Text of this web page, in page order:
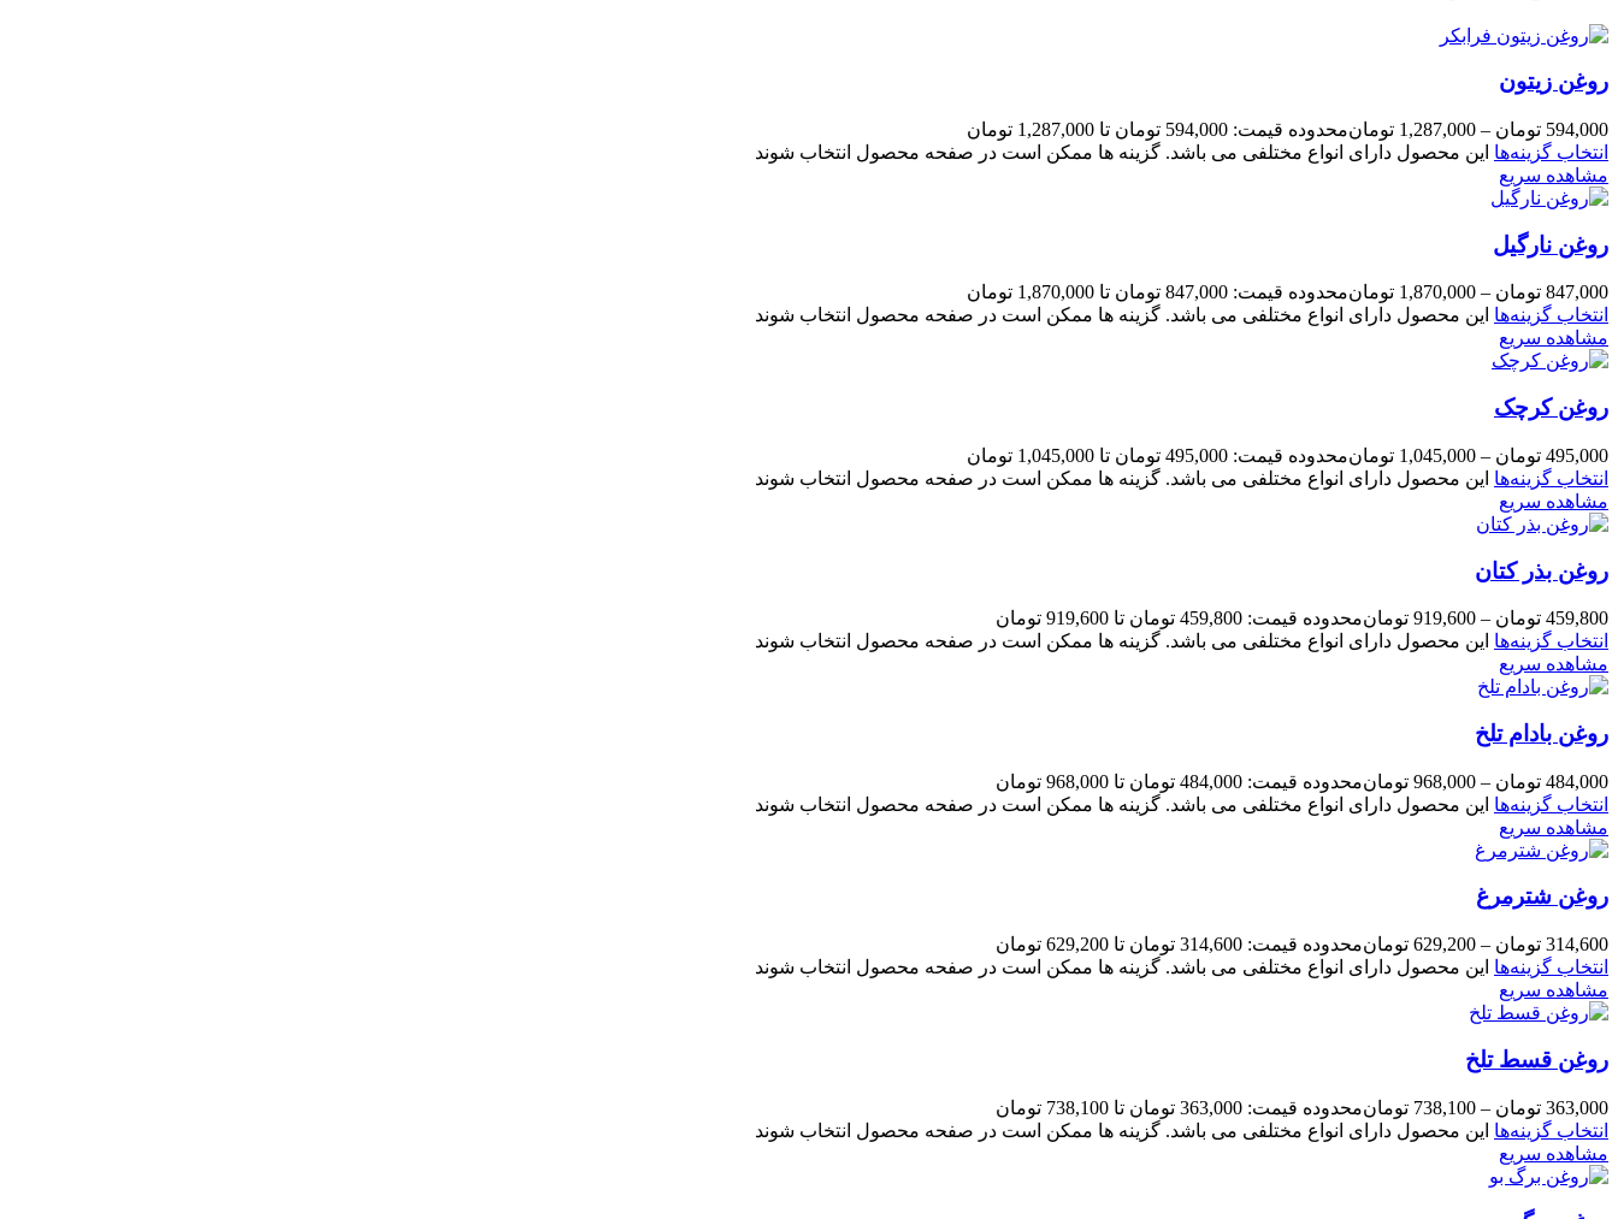
روغن زیتون
594,000 تومان –
1,287,000 تومانمحدوده قیمت: 594,000 تومان تا 1,287,000 تومان
انتخاب گزینه‌ها این محصول دارای انواع مختلفی می باشد. گزینه ها ممکن است در صفحه محصول انتخاب شوند
مشاهده سریع
روغن نارگیل
847,000 تومان –
1,870,000 تومانمحدوده قیمت: 847,000 تومان تا 1,870,000 تومان
انتخاب گزینه‌ها این محصول دارای انواع مختلفی می باشد. گزینه ها ممکن است در صفحه محصول انتخاب شوند
مشاهده سریع
روغن کرچک
495,000 تومان –
1,045,000 تومانمحدوده قیمت: 495,000 تومان تا 1,045,000 تومان
انتخاب گزینه‌ها این محصول دارای انواع مختلفی می باشد. گزینه ها ممکن است در صفحه محصول انتخاب شوند
مشاهده سریع
روغن بذر کتان
459,800 تومان –
919,600 تومانمحدوده قیمت: 459,800 تومان تا 919,600 تومان
انتخاب گزینه‌ها این محصول دارای انواع مختلفی می باشد. گزینه ها ممکن است در صفحه محصول انتخاب شوند
مشاهده سریع
روغن بادام تلخ
484,000 تومان –
968,000 تومانمحدوده قیمت: 484,000 تومان تا 968,000 تومان
انتخاب گزینه‌ها این محصول دارای انواع مختلفی می باشد. گزینه ها ممکن است در صفحه محصول انتخاب شوند
مشاهده سریع
روغن شترمرغ
314,600 تومان –
629,200 تومانمحدوده قیمت: 314,600 تومان تا 629,200 تومان
انتخاب گزینه‌ها این محصول دارای انواع مختلفی می باشد. گزینه ها ممکن است در صفحه محصول انتخاب شوند
مشاهده سریع
روغن قسط تلخ
363,000 تومان –
738,100 تومانمحدوده قیمت: 363,000 تومان تا 738,100 تومان
انتخاب گزینه‌ها این محصول دارای انواع مختلفی می باشد. گزینه ها ممکن است در صفحه محصول انتخاب شوند
مشاهده سریع